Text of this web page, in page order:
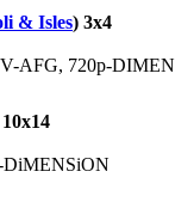
& Isles) 3x4
AFG, 720p-
DiMENSiON